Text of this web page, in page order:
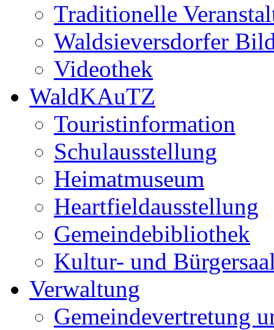
Traditionelle
Waldsieversdorfer
Videothek
WaldKAuTZ
Touristinformation
Schulausstellung
Heimatmuseum
Heartfieldausstellung
Gemeindebibliothek
Kultur- und
Verwaltung
Gemeindevertretung